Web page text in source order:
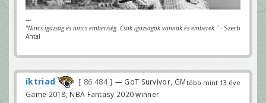
---
"Nincs igazság és nincs emberiség. Csak igazságok vannak és emberek." - Szerb
Antal
több mint 13 éve
iktriad 86 484
— GoT Survivor, GM
Game 2018, NBA Fantasy 2020 winner